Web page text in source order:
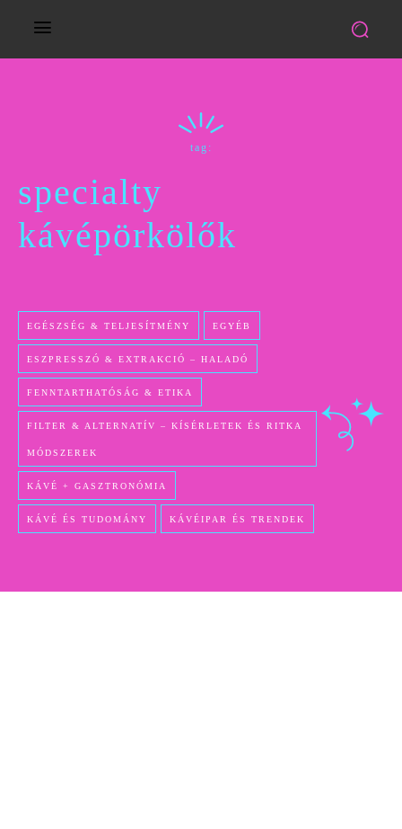
tag:
specialty
kávépörkölők
EGÉSZSÉG & TELJESÍTMÉNY EGYÉB
ESZPRESSZÓ & EXTRAKCIÓ – HALADÓ
FENNTARTHATÓSÁG & ETIKA
FILTER & ALTERNATÍV – KÍSÉRLETEK ÉS RITKA
MÓDSZEREK
KÁVÉ + GASZTRONÓMIA
KÁVÉ ÉS TUDOMÁNY KÁVÉIPAR ÉS TRENDEK